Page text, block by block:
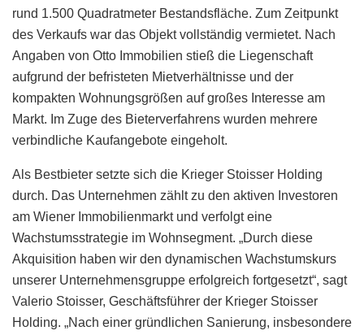
rund 1.500 Quadratmeter Bestandsfläche. Zum Zeitpunkt
des Verkaufs war das Objekt vollständig vermietet. Nach
Angaben von Otto Immobilien stieß die Liegenschaft
aufgrund der befristeten Mietverhältnisse und der
kompakten Wohnungsgrößen auf großes Interesse am
Markt. Im Zuge des Bieterverfahrens wurden mehrere
verbindliche Kaufangebote eingeholt.
Als Bestbieter setzte sich die Krieger Stoisser Holding
durch. Das Unternehmen zählt zu den aktiven Investoren
am Wiener Immobilienmarkt und verfolgt eine
Wachstumsstrategie im Wohnsegment. „Durch diese
Akquisition haben wir den dynamischen Wachstumskurs
unserer Unternehmensgruppe erfolgreich fortgesetzt“, sagt
Valerio Stoisser, Geschäftsführer der Krieger Stoisser
Holding. „Nach einer gründlichen Sanierung, insbesondere